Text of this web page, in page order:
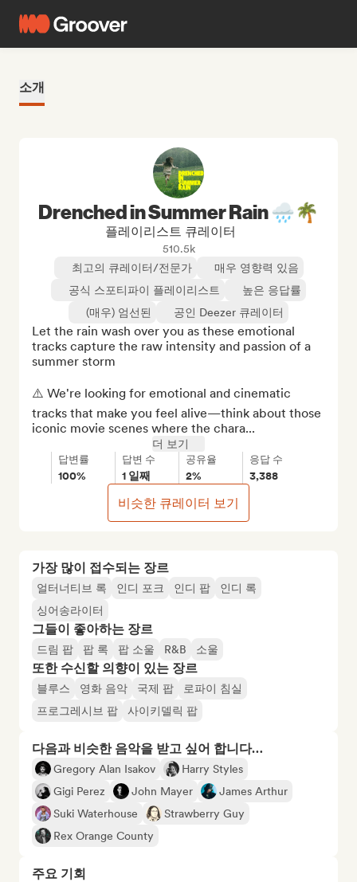
소개
가장 많이 접수되는 장르
얼터너티브 록 인디 포크 인디 팝
인디 록
싱어송라이터
그들이 좋아하는 장르
드림 팝 팝 록 팝 소울 R&B 소울
또한 수신할 의향이 있는 장르
블루스 영화 음악 국제 팝
로파이 침실
프로그레시브 팝
사이키델릭 팝
다음과 비슷한 음악을 받고 싶어 합니다…
Gregory Alan Isakov
Harry Styles
Gigi Perez
John Mayer
James Arthur
Suki Waterhouse
Strawberry Guy
Rex Orange County
주요 기회
Drenched in Summer Rain 🌧️🌴
플레이리스트 큐레이터
510.5k
최고의 큐레이터/전문가
매우 영향력 있음
공식 스포티파이 플레이리스트
높은 응답률
(매우) 엄선된
공인 Deezer 큐레이터
Let the rain wash over you as these emotional
tracks capture the raw intensity and passion of a
summer storm
⚠️ We're looking for emotional and cinematic
tracks that make you feel alive—think about those
iconic movie scenes where the chara...
더 보기
답변률
100%
답변 수
1 일째
공유율
2%
응답 수
3,388
비슷한 큐레이터 보기